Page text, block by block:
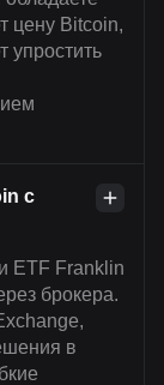
цену Bitcoin,
упростить
с
ETF Franklin
брокера.
в